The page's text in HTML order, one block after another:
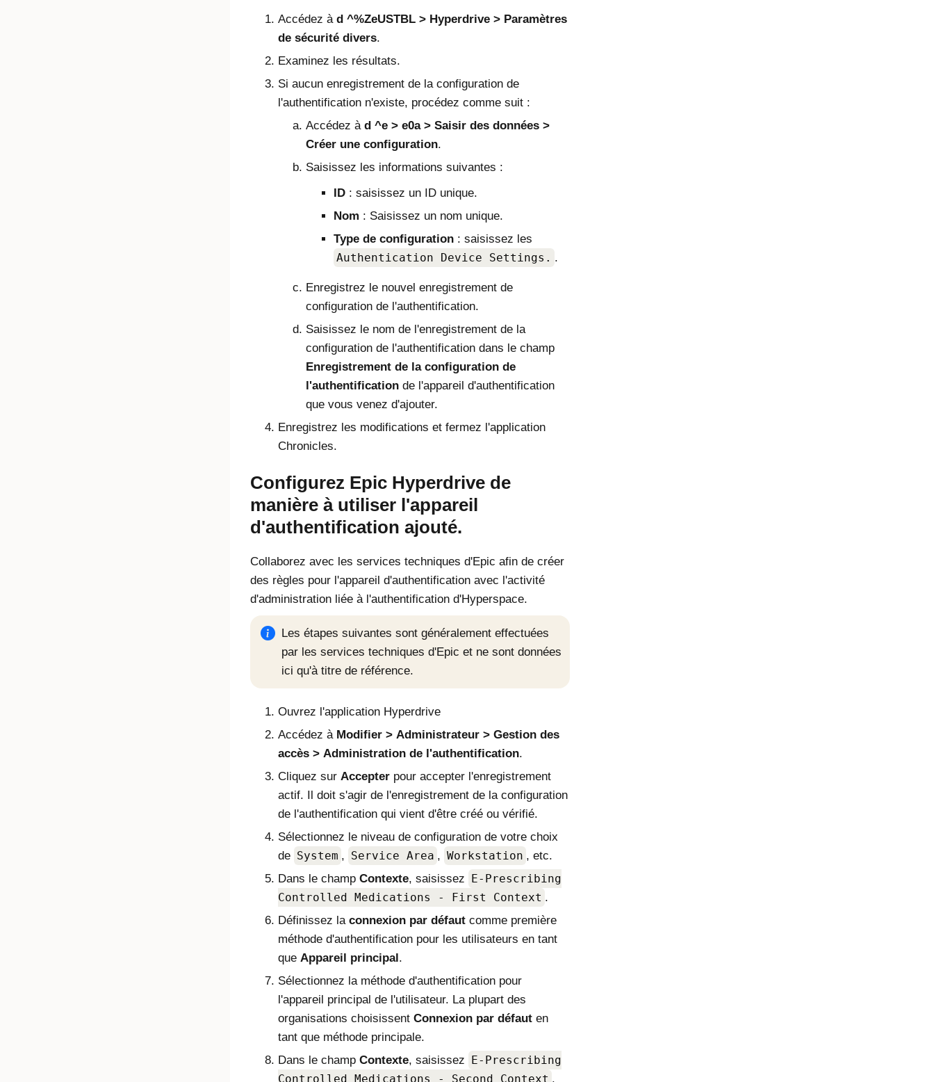
Accédez à d ^%ZeUSTBL Hyperdrive
Paramètres
de sécurité divers.
Examinez les résultats.
Si aucun enregistrement de la configuration de
l'authentification n'existe, procédez comme suit :
Accédez à d ^e e0a
Saisir des données
Créer une configuration.
Saisissez les informations suivantes :
ID: saisissez un ID unique.
Nom : Saisissez un nom unique.
Type de configuration: saisissez les
Authentication Device Settings. .
Enregistrez le nouvel enregistrement de
configuration de l'authentification.
Saisissez le nom de l'enregistrement de la
configuration de l'authentification dans le champ
Enregistrement de la configuration de
l'authentificationde l'appareil d'authentification
que vous venez d'ajouter.
Enregistrez les modifications et fermez l'application
Chronicles.
Configurez Epic Hyperdrive de
manière à utiliser l'appareil
d'authentification ajouté.
Collaborez avec les services techniques d'Epic afin de créer
des règles pour l'appareil d'authentification avec l'activité
d'administration liée à l'authentification d'Hyperspace.
Les étapes suivantes sont généralement effectuées
par les services techniques d'Epic et ne sont données
ici qu'à titre de référence.
Ouvrez l'application Hyperdrive
Accédez à Modifier Administrateur
Gestion des
accès
Administration de l'authentification.
Cliquez sur Accepterpour accepter l'enregistrement
actif. Il doit s'agir de l'enregistrement de la configuration
de l'authentification qui vient d'être créé ou vérifié.
Sélectionnez le niveau de configuration de votre choix
de System , Service Area , Workstation , etc.
Dans le champ Contexte, saisissez E-Prescribing
Controlled Medications - First Context .
Définissez la connexion par défautcomme première
méthode d'authentification pour les utilisateurs en tant
que Appareil principal.
Sélectionnez la méthode d'authentification pour
l'appareil principal de l'utilisateur. La plupart des
organisations choisissent Connexion par défauten
tant que méthode principale.
Dans le champ Contexte, saisissez E-Prescribing
Controlled Medications - Second Context .